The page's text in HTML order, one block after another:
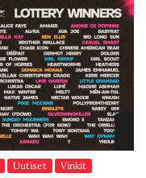
Uutiset Vinkit